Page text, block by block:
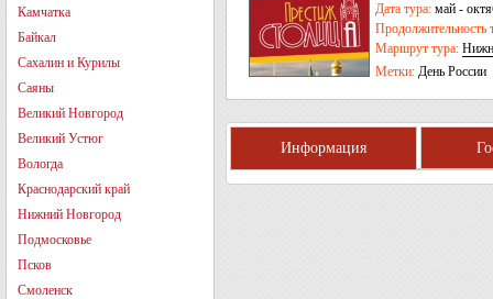
Камчатка
Байкал
Сахалин и Курилы
Саяны
Великий Новгород
Великий Устюг
Вологда
Краснодарский край
Нижний Новгород
Подмосковье
Псков
Смоленск
Дата тура: май -
Продолжительность
Маршрут тура:
Метки: День России
Информация